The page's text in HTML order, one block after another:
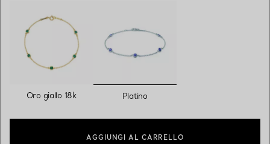
Oro giallo 18k selezionato/i
Platino
AGGIUNGI AL CARRELLO